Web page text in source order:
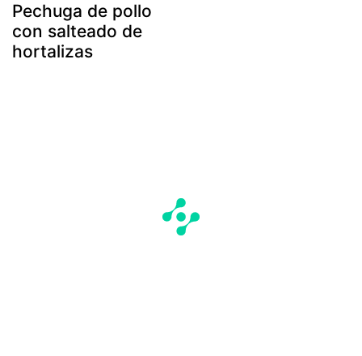
Pechuga de pollo
con salteado de
hortalizas